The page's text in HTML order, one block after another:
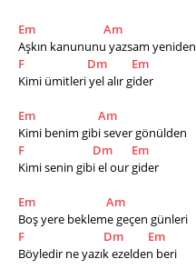
Em
Am
Aşkın kanununu yazsam yeniden
F
Dm
Em
Kimi ümitleri yel alır gider
Em
Am
Kimi benim gibi sever gönülden
F
Dm
Em
Kimi senin gibi el our gider
Em
Am
Boş yere bekleme geçen günleri
F
Dm
Em
Böyledir ne yazık ezelden beri